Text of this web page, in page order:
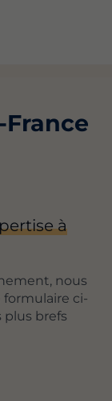
à
nous
ci-
plus brefs